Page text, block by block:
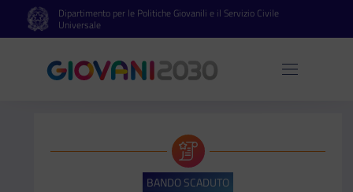
Vai al contenuto principale
Vai al footerDipartimento per le Politiche Giovanili e il Servizio Civile
Universale
Apri
BANDO SCADUTO